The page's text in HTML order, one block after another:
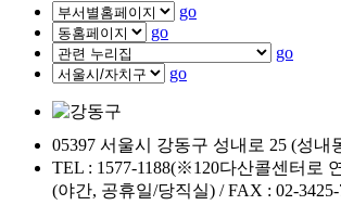
go
go
go
go
05397 서울시 강동구 성내로 25 (성내
TEL : 1577-1188(※120다산콜센터로
(야간, 공휴일/당직실) / FAX : 02-3425-